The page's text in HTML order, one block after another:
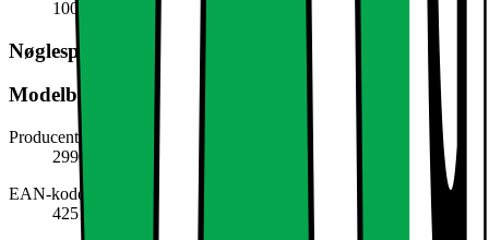
100,0 g
Nøglespecifikation
Modelbeskrivelse
Producentens varenummer
299017848
EAN-kode
4251171783155